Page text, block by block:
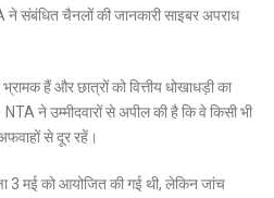
ने संबंधित चैनलों की जानकारी साइबर अपराध
हैं और छात्रों को वित्तीय धोखाधड़ी का
ने उम्मीदवारों से अपील की है कि वे किसी भी
से दूर रहें।
3 मई को आयोजित की गई थी, लेकिन जांच